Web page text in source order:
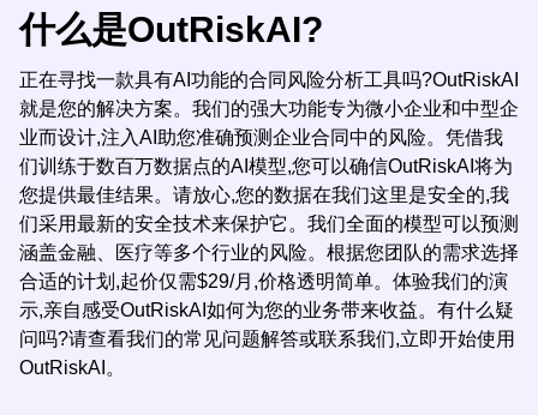
什么是OutRiskAI?
正在寻找一款具有AI功能的合同风险分析工具吗?OutRiskAI
就是您的解决方案。我们的强大功能专为微小企业和中型企
业而设计,注入AI助您准确预测企业合同中的风险。凭借我
们训练于数百万数据点的AI模型,您可以确信OutRiskAI将为
您提供最佳结果。请放心,您的数据在我们这里是安全的,我
们采用最新的安全技术来保护它。我们全面的模型可以预测
涵盖金融、医疗等多个行业的风险。根据您团队的需求选择
合适的计划,起价仅需$29/月,价格透明简单。体验我们的演
示,亲自感受OutRiskAI如何为您的业务带来收益。有什么疑
问吗?请查看我们的常见问题解答或联系我们,立即开始使用
OutRiskAI。